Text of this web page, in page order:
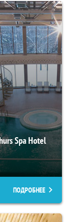
Spa Hotel
ПОДРОБНЕЕ